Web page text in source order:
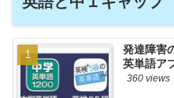
発達障害
英単語ア
360 views